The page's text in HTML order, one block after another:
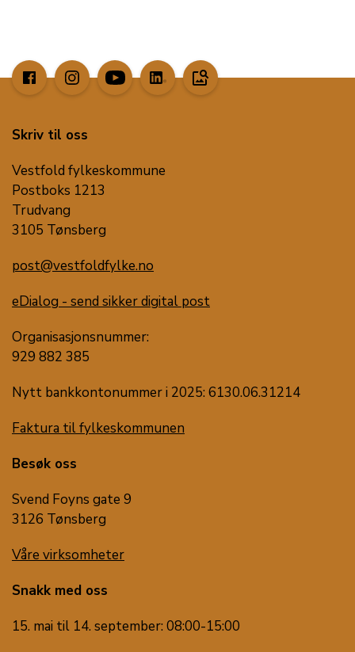
image_search
Skriv til oss
Vestfold fylkeskommune
Postboks 1213
Trudvang
3105 Tønsberg
post@vestfoldfylke.no
eDialog - send sikker digital post
Organisasjonsnummer:
929 882 385
Nytt bankkontonummer i 2025: 6130.06.31214
Faktura til fylkeskommunen
Besøk oss
Svend Foyns gate 9
3126 Tønsberg
Våre virksomheter
Snakk med oss
15. mai til 14. september: 08:00-15:00